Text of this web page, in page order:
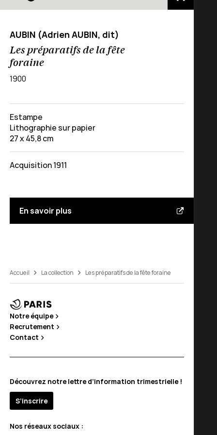
AUBIN (Adrien AUBIN, dit)
Les préparatifs de la fête
foraine
1900
Estampe
Lithographie sur papier
27 x 45,8 cm
Acquisition 1911
En savoir plus
Accueil La collection Les préparatifs de la fête foraine
Notre équipe
Recrutement
Contact
Découvrez notre lettre d’information trimestrielle !
S’inscrire
Nos réseaux sociaux :